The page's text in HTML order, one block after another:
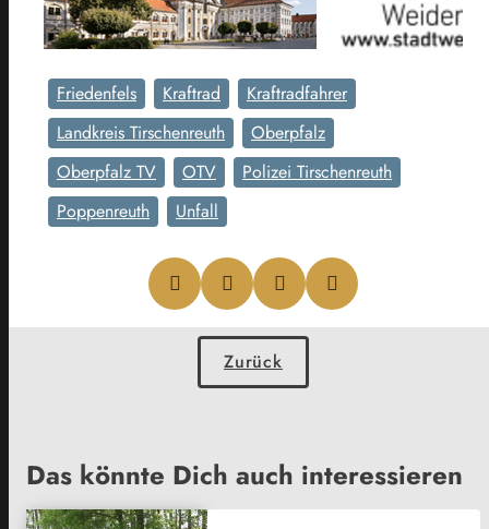
Friedenfels Kraftrad
Kraftradfahrer
Landkreis Tirschenreuth
Oberpfalz
Oberpfalz TV
OTV
Polizei Tirschenreuth
Poppenreuth
Unfall
Zurück
Das könnte Dich auch interessieren